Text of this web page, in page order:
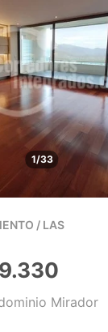
1/33
/ LAS
Mirador